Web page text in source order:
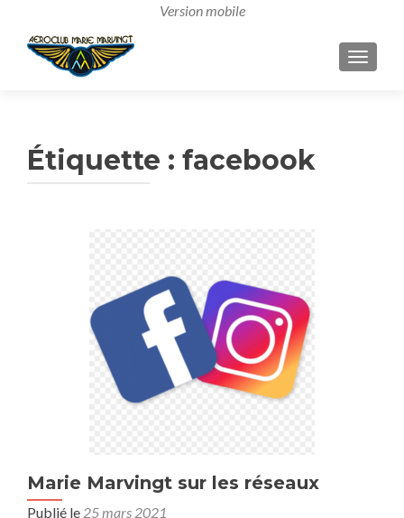
Étiquette : facebook
Marie Marvingt sur les réseaux
Publié le 25 mars 2021